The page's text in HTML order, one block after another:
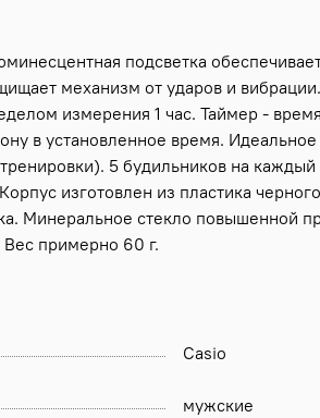
подсветка
механизм от ударов и
измерения 1 час. Таймер -
в установленное время.
5 будильников на
изготовлен из пластика
Минеральное стекло повышенной
Вес примерно 60 г.
Casio
мужские